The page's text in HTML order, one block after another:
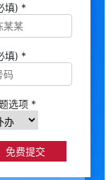
填) *
填) *
选项 *